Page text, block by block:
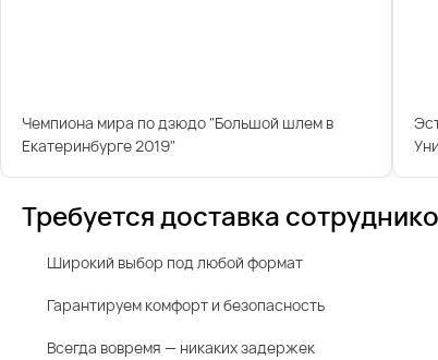
Чемпиона мира по дзюдо "Большой шлем в
Екатеринбурге 2019"
Требуется доставка
Широкий выбор под любой формат
Гарантируем комфорт и безопасность
Всегда вовремя — никаких задержек